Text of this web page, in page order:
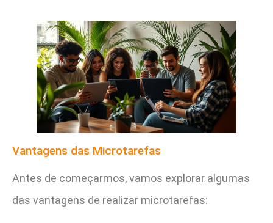
Vantagens das Microtarefas
Antes de começarmos, vamos explorar algumas
das vantagens de realizar microtarefas: